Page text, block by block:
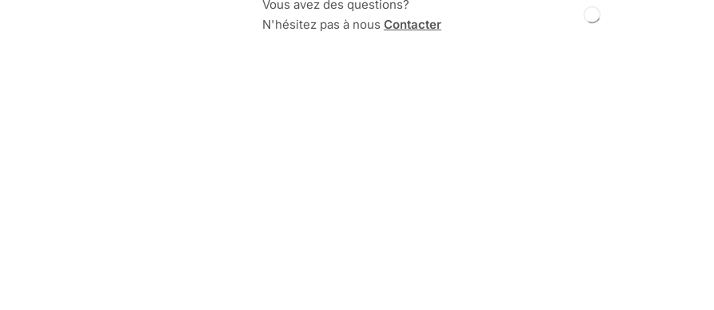
Vous avez des questions?
N'hésitez pas à nous Contacter